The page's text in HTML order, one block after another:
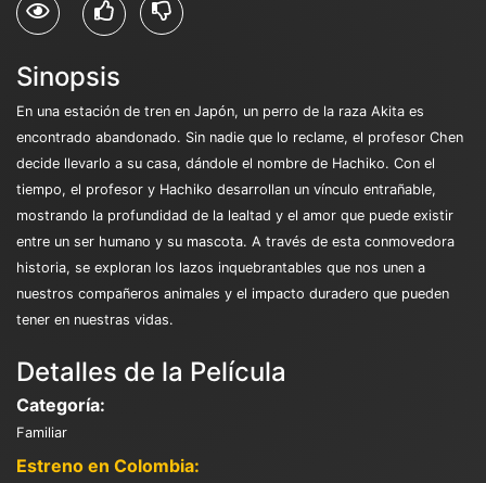
Sinopsis
En una estación de tren en Japón, un perro de la raza Akita es
encontrado abandonado. Sin nadie que lo reclame, el profesor Chen
decide llevarlo a su casa, dándole el nombre de Hachiko. Con el
tiempo, el profesor y Hachiko desarrollan un vínculo entrañable,
mostrando la profundidad de la lealtad y el amor que puede existir
entre un ser humano y su mascota. A través de esta conmovedora
historia, se exploran los lazos inquebrantables que nos unen a
nuestros compañeros animales y el impacto duradero que pueden
tener en nuestras vidas.
Detalles de la Película
Categoría:
Familiar
Estreno en Colombia: